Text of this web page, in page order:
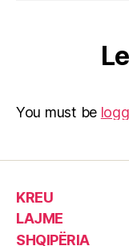
You must be
KREU
LAJME
SHQIPËRIA